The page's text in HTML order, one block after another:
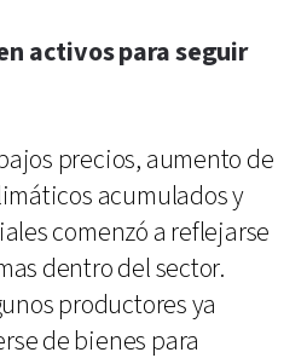
activos para seguir
precios, aumento de
acumulados y
comenzó a reflejarse
dentro del sector.
productores ya
de bienes para